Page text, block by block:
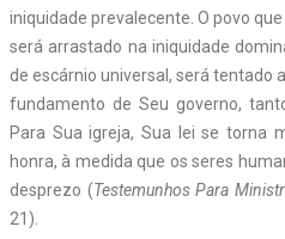
iniquidade prevalecente. O povo
será arrastado na iniquidade
de escárnio universal, será tentado
fundamento de Seu governo,
Para Sua igreja, Sua lei se torna
honra, à medida que os seres
desprezo (Testemunhos Para
21).